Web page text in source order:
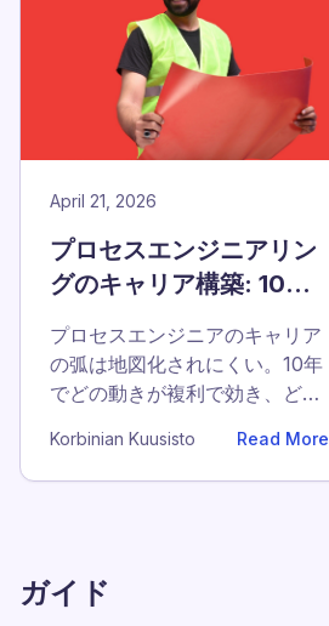
April 21, 2026
プロセスエンジニアリン
グのキャリア構築: 10年
の地図
プロセスエンジニアのキャリア
の弧は地図化されにくい。10年
でどの動きが複利で効き、どれ
Korbinian Kuusisto Read More
ガイド